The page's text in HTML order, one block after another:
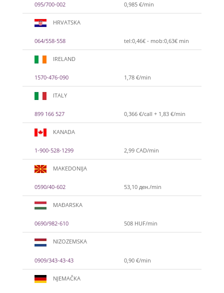
095/700-002 0,985 €/min
HRVATSKA
064/558-558 tel:0,46€ - mob:0,63€ min
IRELAND
1570-476-090 1,78 €/min
ITALY
899 166 527 0,366 €/call + 1,83 €/min
KANADA
1-900-528-1299 2,99 CAD/min
MAKEDONIJA
0590/40-602 53,10 ден./min
MAĐARSKA
0690/982-610 508 HUF/min
NIZOZEMSKA
0909/343-43-43 0,90 €/min
NJEMAČKA